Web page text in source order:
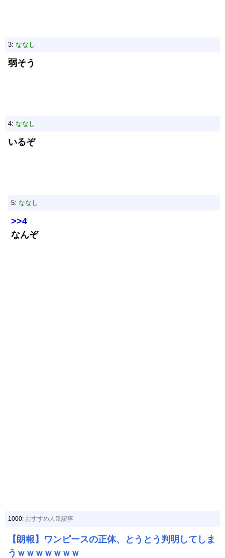
3: ななし
弱そう
4: ななし
いるぞ
5: ななし
>>4
なんぞ
1000: おすすめ人気記事
【朗報】ワンピースの正体、とうとう判明してしま
うｗｗｗｗｗｗｗ